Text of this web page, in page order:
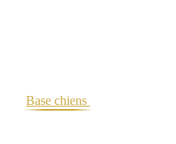
Base chiens